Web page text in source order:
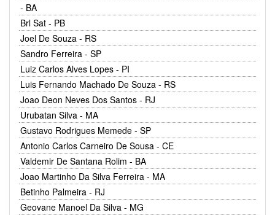
- BA
Brl Sat - PB
Joel De Souza - RS
Sandro Ferreira - SP
Luiz Carlos Alves Lopes - PI
Luis Fernando Machado De Souza - RS
Joao Deon Neves Dos Santos - RJ
Urubatan Silva - MA
Gustavo Rodrigues Memede - SP
Antonio Carlos Carneiro De Sousa - CE
Valdemir De Santana Rolim - BA
Joao Martinho Da Silva Ferreira - MA
Betinho Palmeira - RJ
Geovane Manoel Da Silva - MG